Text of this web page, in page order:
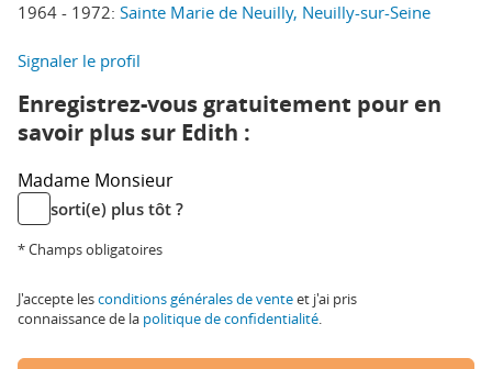
1964 - 1972: Sainte Marie de Neuilly, Neuilly-sur-Seine
Signaler le profil
Enregistrez-vous gratuitement pour en
savoir plus sur Edith :
Madame Monsieur
sorti(e) plus tôt ?
* Champs obligatoires
J'accepte lesconditions générales de venteet j'ai pris
connaissance de la politique de confidentialité.